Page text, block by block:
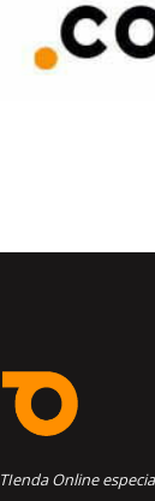
TIenda Online